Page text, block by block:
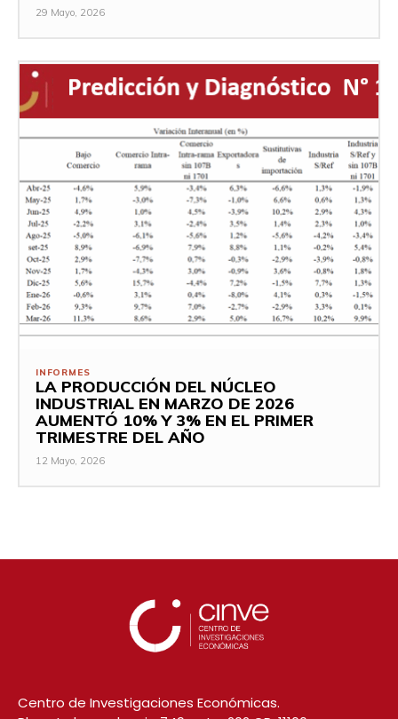
29 Mayo, 2026
INFORMES
LA PRODUCCIÓN DEL NÚCLEO
INDUSTRIAL EN MARZO DE 2026
AUMENTÓ 10% Y 3% EN EL PRIMER
TRIMESTRE DEL AÑO
12 Mayo, 2026
Centro de Investigaciones Económicas.